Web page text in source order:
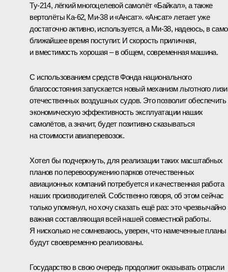
Ту-214, лёгкий многоцелевой самолёт «Байкал», а также
вертолёты Ка-62, Ми-38 и «Ансат». «Ансат» летает уже
достаточно активно, используется, а Ми-38, надеюсь, в
ближайшее время поступит. И скорость приличная,
и вместимость хорошая – в общем, современная машина.
С использованием средств Фонда национального
благосостояния запускается новый механизм льготного
отечественных воздушных судов. Это позволит обеспечить
экономическую эффективность эксплуатации наших
самолётов, а значит, будет позитивно сказываться
на стоимости авиаперевозок.
Хотел бы подчеркнуть, для реализации таких масштабных
планов по перевооружению парков отечественных
авиационных компаний потребуется и качественная работа
наших производителей. Собственно говоря, об этом сейчас
только упомянул, но хочу сказать ещё раз: это чрезвычайно
важная составляющая всей нашей совместной работы.
Я нисколько не сомневаюсь, уверен, что намеченные планы
будут своевременно реализованы.
Государство в свою очередь продолжит оказывать отрасли